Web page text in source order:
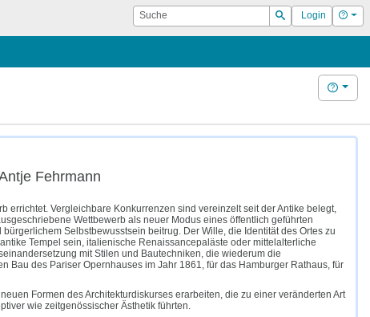
Suche
Suchen
Login Hilfe
Hilfe
Fehrmann
errichtet. Vergleichbare Konkurrenzen sind vereinzelt seit der Antike belegt,
Wettbewerb als neuer Modus eines öffentlich geführten
Selbstbewusstsein beitrug. Der Wille, die Identität des Ortes zu
Tempel sein, italienische Renaissancepaläste oder mittelalterliche
mit Stilen und Bautechniken, die wiederum die
Bau des Pariser Opernhauses im Jahr 1861, für das Hamburger Rathaus, für
Formen des Architekturdiskurses erarbeiten, die zu einer veränderten Art
wie zeitgenössischer Ästhetik führten.